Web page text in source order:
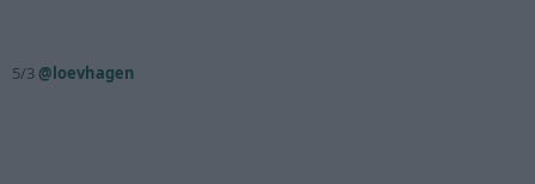
5/3 @loevhagen